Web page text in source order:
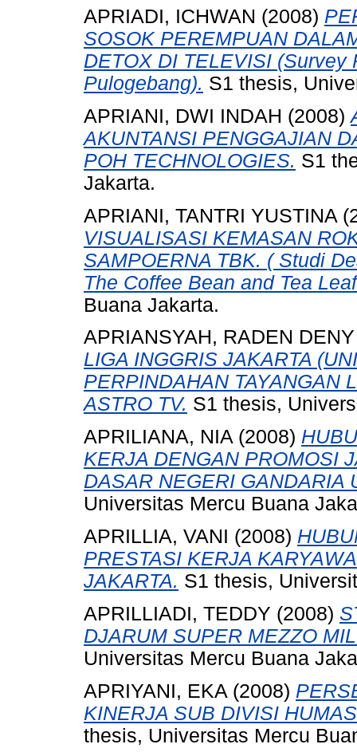
APRIADI, ICHWAN (2008)
SOSOK PEREMPUAN
DETOX DI TELEVISI
Pulogebang). S1 thesis,
APRIANI, DWI INDAH (2008)
AKUNTANSI PENGGAJIAN
POH TECHNOLOGIES. S1
Jakarta.
APRIANI, TANTRI YUSTINA
VISUALISASI KEMASAN
SAMPOERNA TBK. ( Studi
The Coffee Bean and Tea
Buana Jakarta.
APRIANSYAH, RADEN DENY
LIGA INGGRIS JAKARTA
PERPINDAHAN TAYANGAN
ASTRO TV. S1 thesis,
APRILIANA, NIA (2008)
KERJA DENGAN PROMOSI
DASAR NEGERI GANDARIA
Universitas Mercu Buana
APRILLIA, VANI (2008)
PRESTASI KERJA
JAKARTA. S1 thesis,
APRILLIADI, TEDDY (2008)
DJARUM SUPER MEZZO
Universitas Mercu Buana
APRIYANI, EKA (2008)
KINERJA SUB DIVISI
thesis, Universitas Mercu